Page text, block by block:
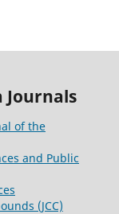
Journals
of the
and Public
(JCC)